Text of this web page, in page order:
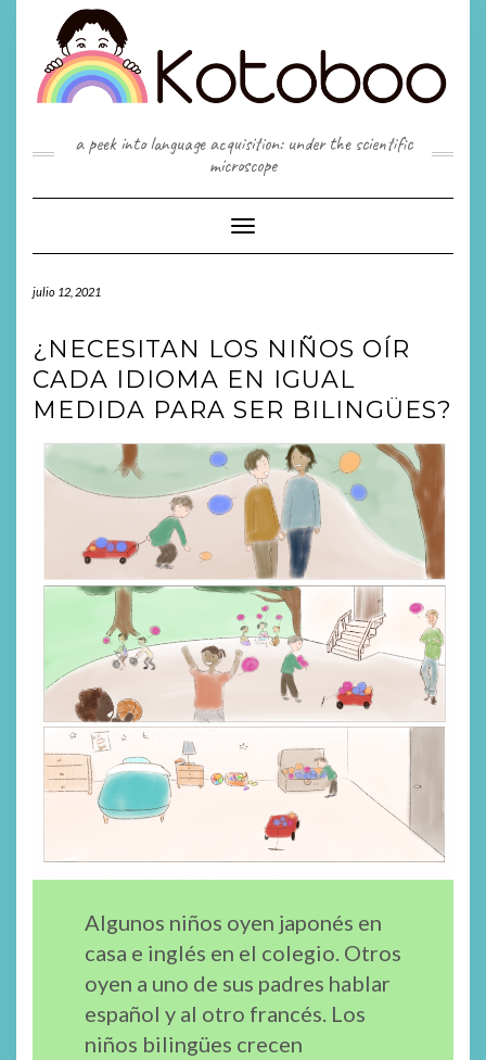
contenido
a peek into language acquisition: under the scientific
microscope
Cambiar
modo
julio 12, 2021
¿NECESITAN LOS NIÑOS OÍR
CADA IDIOMA EN IGUAL
MEDIDA PARA SER BILINGÜES?
Algunos niños oyen japonés en
casa e inglés en el colegio. Otros
oyen a uno de sus padres hablar
español y al otro francés. Los
niños bilingües crecen